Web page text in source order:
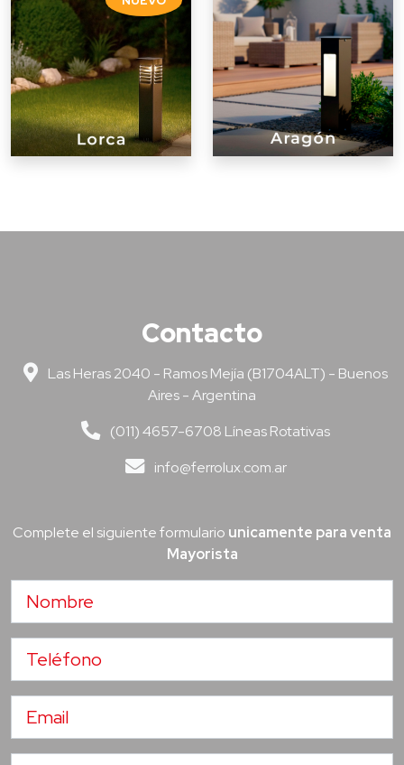
Contacto
Las Heras 2040 - Ramos Mejía (B1704ALT) - Buenos
Aires - Argentina
(011) 4657-6708 Líneas Rotativas
info@ferrolux.com.ar
Complete el siguiente formulario unicamente para venta
Mayorista